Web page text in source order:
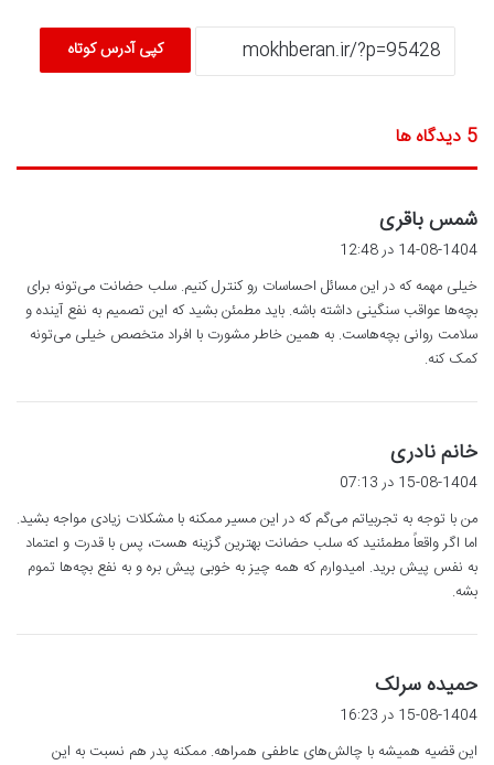
کپی آدرس کوتاه
‫5 دیدگاه ها
شمس باقری
ف
:
14-08-1404 در 12:48
خیلی مهمه که در این مسائل احساسات رو کنترل کنیم. سلب حضانت می‌تونه برای
بچه‌ها عواقب سنگینی داشته باشه. باید مطمئن بشید که این تصمیم به نفع آینده و
سلامت روانی بچه‌هاست. به همین خاطر مشورت با افراد متخصص خیلی می‌تونه
کمک کنه.
خانم نادری
ت
:
15-08-1404 در 07:13
من با توجه به تجربیاتم می‌گم که در این مسیر ممکنه با مشکلات زیادی مواجه بشید.
اما اگر واقعاً مطمئنید که سلب حضانت بهترین گزینه هست، پس با قدرت و اعتماد
به نفس پیش برید. امیدوارم که همه چیز به خوبی پیش بره و به نفع بچه‌ها تموم
بشه.
حمیده سرلک
ف
:
15-08-1404 در 16:23
این قضیه همیشه با چالش‌های عاطفی همراهه. ممکنه پدر هم نسبت به این